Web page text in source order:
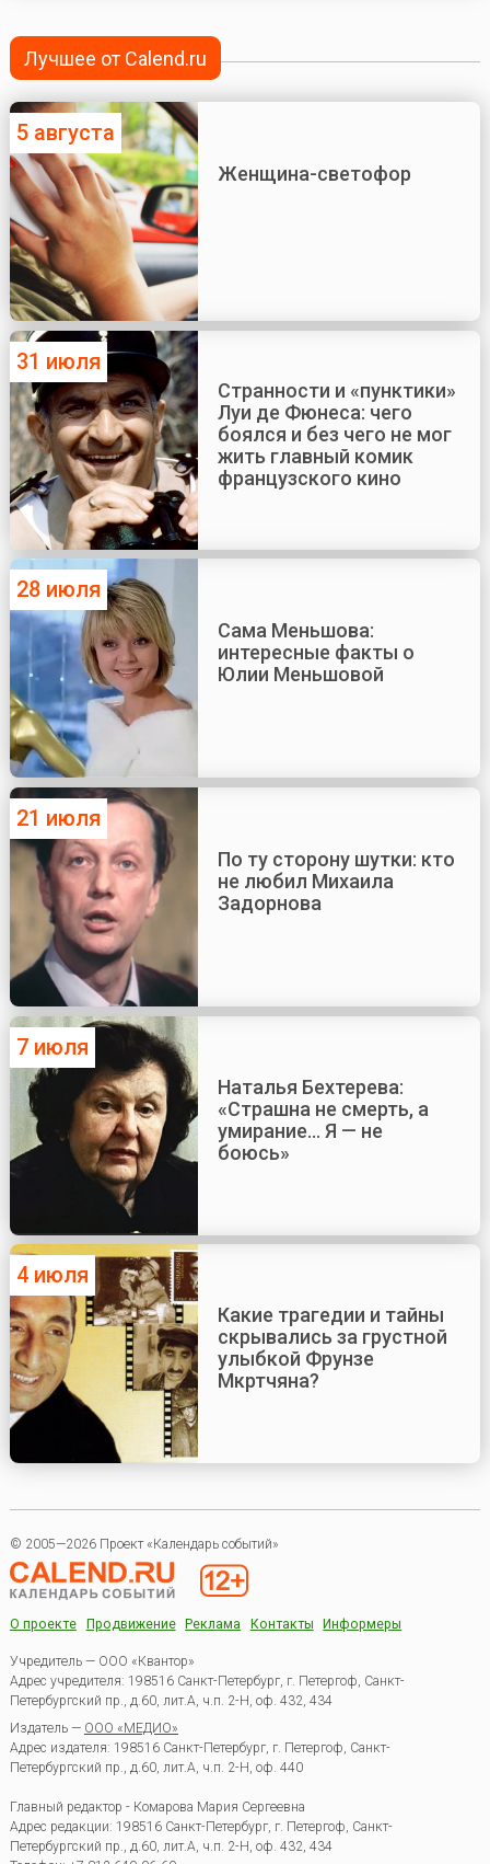
Лучшее от Calend.ru
5 августа
Женщина-светофор
31 июля
Странности и «пунктики»
Луи де Фюнеса: чего
боялся и без чего не мог
жить главный комик
французского кино
28 июля
Сама Меньшова:
интересные факты о
Юлии Меньшовой
21 июля
По ту сторону шутки: кто
не любил Михаила
Задорнова
7 июля
Наталья Бехтерева:
«Страшна не смерть, а
умирание... Я — не
боюсь»
4 июля
Какие трагедии и тайны
скрывались за грустной
улыбкой Фрунзе
Мкртчяна?
© 2005—2026 Проект «Календарь событий»
О проекте Продвижение Реклама Контакты Информеры
Учредитель — ООО «Квантор»
Адрес учредителя: 198516 Санкт-Петербург, г. Петергоф, Санкт-
Петербургский пр., д.60, лит.А, ч.п. 2-Н, оф. 432, 434
Издатель — ООО «МЕДИО»
Адрес издателя: 198516 Санкт-Петербург, г. Петергоф, Санкт-
Петербургский пр., д.60, лит.А, ч.п. 2-Н, оф. 440
Главный редактор - Комарова Мария Сергеевна
Адрес редакции: 198516 Санкт-Петербург, г. Петергоф, Санкт-
Петербургский пр., д.60, лит.А, ч.п. 2-Н, оф. 432, 434